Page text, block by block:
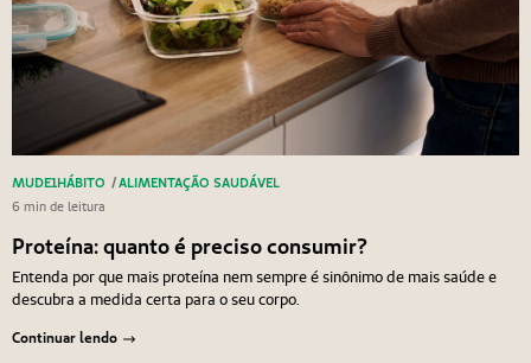
MUDE1HÁBITO /ALIMENTAÇÃO SAUDÁVEL
6 min de leitura
Proteína: quanto é preciso consumir?
Entenda por que mais proteína nem sempre é sinônimo de mais saúde e
descubra a medida certa para o seu corpo.
Continuar lendo